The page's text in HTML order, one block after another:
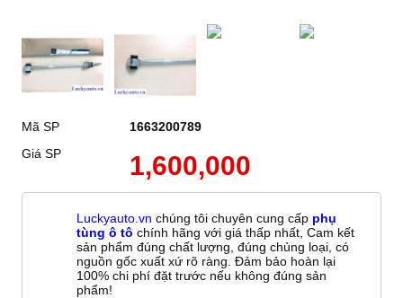
Mã SP
1663200789
Giá SP
1,600,000
Luckyauto.vn chúng tôi chuyên cung cấp phụ
tùng ô tô chính hãng với giá thấp nhất, Cam kết
sản phẩm đúng chất lượng, đúng chủng loại, có
nguồn gốc xuất xứ rõ ràng. Đảm bảo hoàn lại
100% chi phí đặt trước nếu không đúng sản
phẩm!